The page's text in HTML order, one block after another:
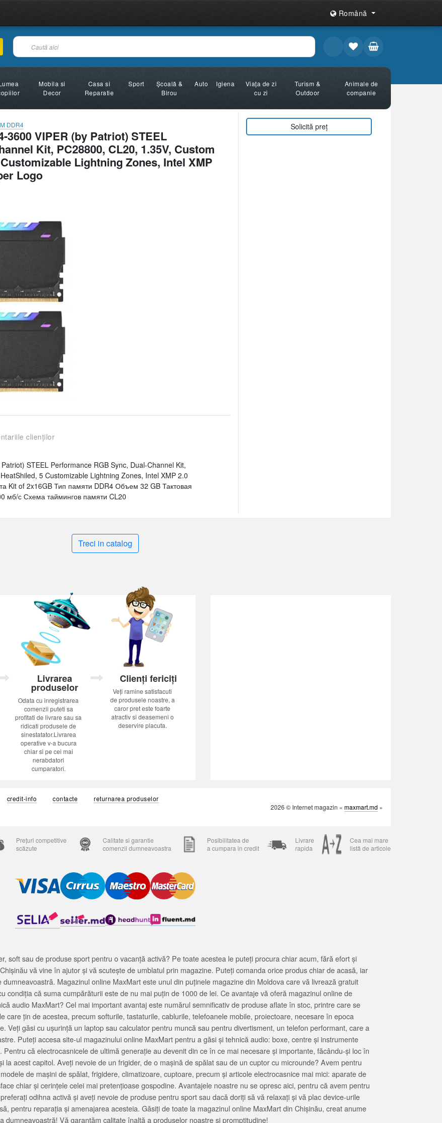
Română
Mobila si
Decor
Casa si
Reparatie
Sport
Şcoală &
Birou
Auto Igiena
Viața de zi
cu zi
Turism &
Outdoor
Animale de
companie
DDR4
3600 VIPER (by Patriot) STEEL
Kit, PC28800, CL20, 1.35V, Custom
Lightning Zones, Intel XMP
Logo
clienților
STEEL Performance RGB Sync, Dual-Channel Kit,
5 Customizable Lightning Zones, Intel XMP 2.0
Kit of 2x16GB Тип памяти DDR4 Объем 32 GB Тактовая
мб/с Схема таймингов памяти CL20
Solicită preț
Treci in catalog
Livrarea
produselor
Odata cu inregistrarea
comenzii puteti sa
profitati de livrare sau sa
ridicati produsele de
sinestatator.Livrarea
operative v-a bucura
chiar si pe cei mai
nerabdatori
cumparatori.
Clienți fericiți
Veți ramine satisfacuti
de produsele noastre, a
caror pret este foarte
atractiv si deasemeni o
deservire placuta.
credit-info contacte
returnarea produselor
2026 © Internet magazin « maxmart.md »
Prețuri competitive
scăzute
Calitate si garantie
comenzii dumneavoastra
Posibilitatea de
a cumpara in credit
Livrare
rapida
Cea mai mare
listă de articole
soft sau de produse sport pentru o vacanță activă? Pe toate acestea le puteți procura chiar acum, fără efort și
vă vine în ajutor și vă scutește de umblatul prin magazine. Puteți comanda orice produs chiar de acasă, iar
Magazinul online MaxMart este unul din puținele magazine din Moldova care vă livrează gratuit
condiția că suma cumpărăturii este de nu mai puțin de 1000 de lei. Ce avantaje vă oferă magazinul online de
audio MaxMart? Cel mai important avantaj este numărul semnificativ de produse aflate în stoc, printre care se
care țin de acestea, precum softurile, tastaturile, cablurile, telefoanele mobile, proiectoare, necesare în epoca
Veți găsi cu ușurință un laptop sau calculator pentru muncă sau pentru divertisment, un telefon performant, care a
Puteți accesa site-ul magazinului online MaxMart pentru a găsi și tehnică audio: boxe, centre și instrumente
că electrocasnicele de ultimă generație au devenit din ce în ce mai necesare și importante, făcându-și loc în
la acest capitol. Aveți nevoie de un frigider, de o mașină de spălat sau de un cuptor cu microunde? Avem pentru
de mașini de spălat, frigidere, climatizoare, cuptoare, precum și articole electrocasnice mai mici: aparate de
chiar și cerințele celei mai pretențioase gospodine. Avantajele noastre nu se opresc aici, pentru că avem pentru
odihna activă și aveți nevoie de produse pentru sport sau dacă doriți să vă relaxați și vă plac device-urile
pentru reparația și amenajarea acesteia. Găsiți de toate la magazinul online MaxMart din Chișinău, creat anume
dumneavoastră! Vă garantăm calitate înaltă a produselor noastre și promptitudine!